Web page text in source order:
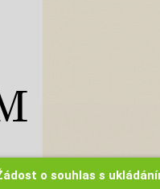
o souhlas s